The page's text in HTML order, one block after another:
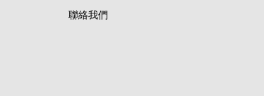
聯絡我們